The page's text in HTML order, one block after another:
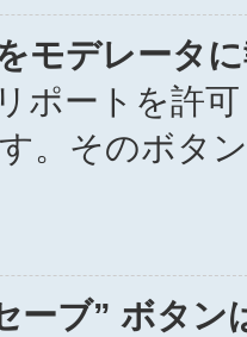
モデレータ
ポートを許
。そのボタ
ーブ” ボタン